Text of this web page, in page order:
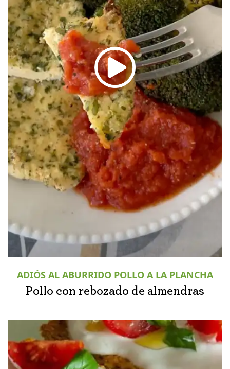
ADIÓS AL ABURRIDO POLLO A LA PLANCHA
Pollo con rebozado de almendras